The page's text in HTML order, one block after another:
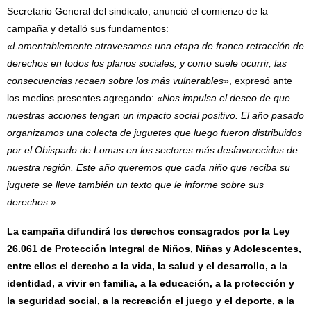
Secretario General del sindicato, anunció el comienzo de la
campaña y detalló sus fundamentos:
«Lamentablemente atravesamos una etapa de franca retracción de
derechos en todos los planos sociales, y como suele ocurrir, las
consecuencias recaen sobre los más vulnerables» , expresó ante
los medios presentes agregando: «Nos impulsa el deseo de que
nuestras acciones tengan un impacto social positivo. El año pasado
organizamos una colecta de juguetes que luego fueron distribuidos
por el Obispado de Lomas en los sectores más desfavorecidos de
nuestra región. Este año queremos que cada niño que reciba su
juguete se lleve también un texto que le informe sobre sus
derechos.»
La campaña difundirá los derechos consagrados por la Ley
26.061 de Protección Integral de Niños, Niñas y Adolescentes,
entre ellos el derecho a la vida, la salud y el desarrollo, a la
identidad, a vivir en familia, a la educación, a la protección y
la seguridad social, a la recreación el juego y el deporte, a la